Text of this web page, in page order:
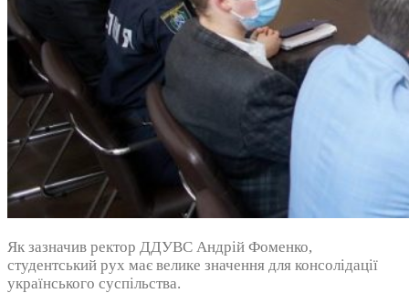
Як зазначив ректор ДДУВС Андрій Фоменко,
студентський рух має велике значення для консолідації
українського суспільства.